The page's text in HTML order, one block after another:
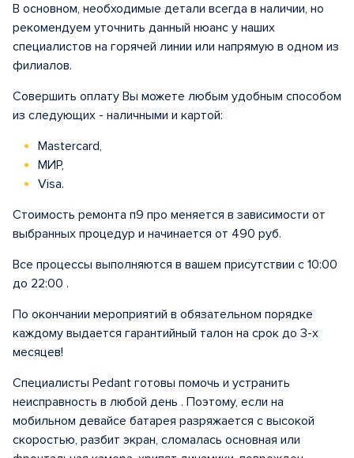
В основном, необходимые детали всегда в наличии, но
рекомендуем уточнить данный нюанс у наших
специалистов на горячей линии или напрямую в одном из
филиалов.
Совершить оплату Вы можете любым удобным способом
из следующих - наличными и картой:
Mastercard,
МИР,
Visa.
Стоимость ремонта п9 про меняется в зависимости от
выбранных процедур и начинается от 490 руб.
Все процессы выполняются в вашем присутствии с 10:00
до 22:00 .
По окончании мероприятий в обязательном порядке
каждому выдается гарантийный талон на срок до 3-х
месяцев!
Специалисты Pedant готовы помочь и устранить
неисправность в любой день . Поэтому, если на
мобильном девайсе батарея разряжается с высокой
скоростью, разбит экран, сломалась основная или